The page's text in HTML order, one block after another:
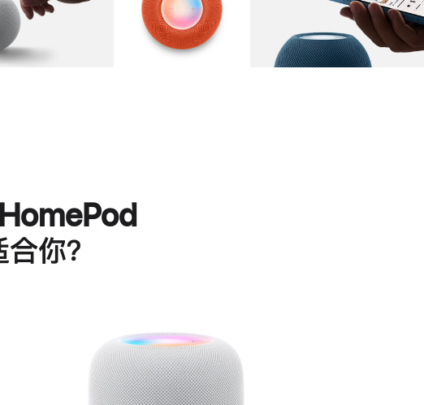
图库 图像 图库 图像 图库 图像 4
你？
进
一
步
了